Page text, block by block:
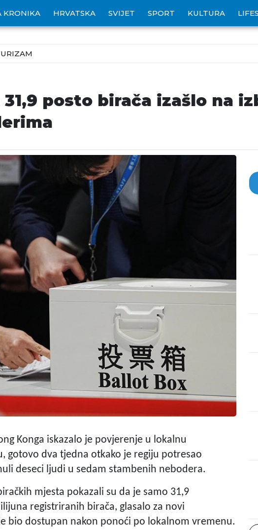
KRONIKA HRVATSKA SVIJET SPORT KULTURA
31,9 posto birača izašlo na
Konga iskazalo je povjerenje u lokalnu
gotovo dva tjedna otkako je regiju potresao
deseci ljudi u sedam stambenih nebodera.
mjesta pokazali su da je samo 31,9
registriranih birača, glasalo za novi
bio dostupan nakon ponoći po lokalnom vremenu.